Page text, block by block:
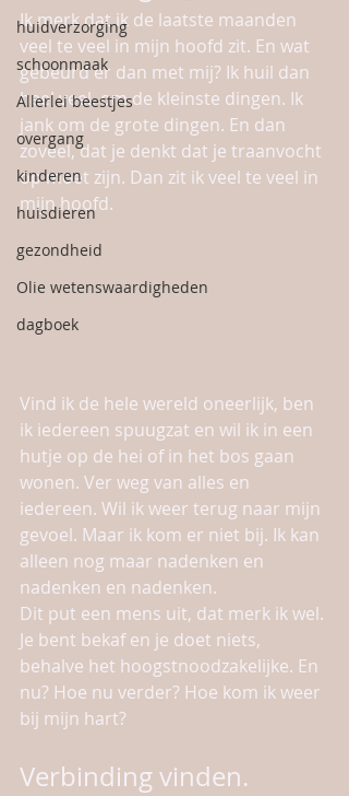
huidverzorging
schoonmaak
Allerlei beestjes
overgang
kinderen
huisdieren
gezondheid
Olie wetenswaardigheden
dagboek
Ik merk dat ik de laatste maanden
veel te veel in mijn hoofd zit. En wat
gebeurd er dan met mij? Ik huil dan
heel veel, om de kleinste dingen. Ik
jank om de grote dingen. En dan
zoveel, dat je denkt dat je traanvocht
op moet zijn. Dan zit ik veel te veel in
mijn hoofd.
Vind ik de hele wereld oneerlijk, ben
ik iedereen spuugzat en wil ik in een
hutje op de hei of in het bos gaan
wonen. Ver weg van alles en
iedereen. Wil ik weer terug naar mijn
gevoel. Maar ik kom er niet bij. Ik kan
alleen nog maar nadenken en
nadenken en nadenken.
Dit put een mens uit, dat merk ik wel.
Je bent bekaf en je doet niets,
behalve het hoogstnoodzakelijke. En
nu? Hoe nu verder? Hoe kom ik weer
bij mijn hart?
Verbinding vinden.